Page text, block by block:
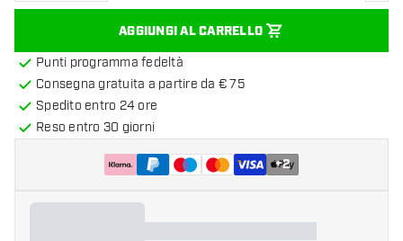
AGGIUNGI AL CARRELLO
Punti programma fedeltà
Consegna gratuita a partire da € 75
Spedito entro 24 ore
Reso entro 30 giorni
+2